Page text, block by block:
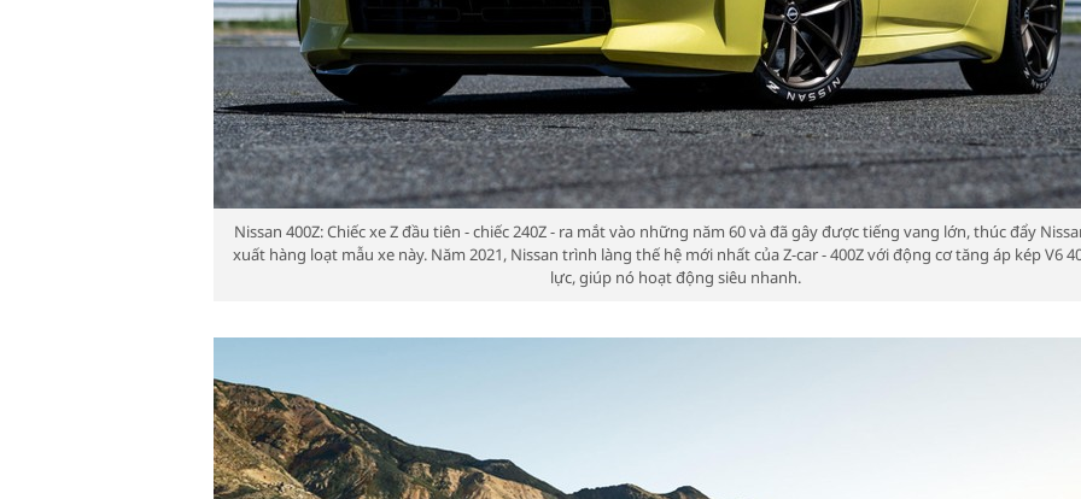
Nissan 400Z: Chiếc xe Z đầu tiên - chiếc 240Z - ra mắt vào những năm 60 và đã gây được tiếng vang lớn, thúc đẩy
xuất hàng loạt mẫu xe này. Năm 2021, Nissan trình làng thế hệ mới nhất của Z-car - 400Z với động cơ tăng áp kép V6
lực, giúp nó hoạt động siêu nhanh.